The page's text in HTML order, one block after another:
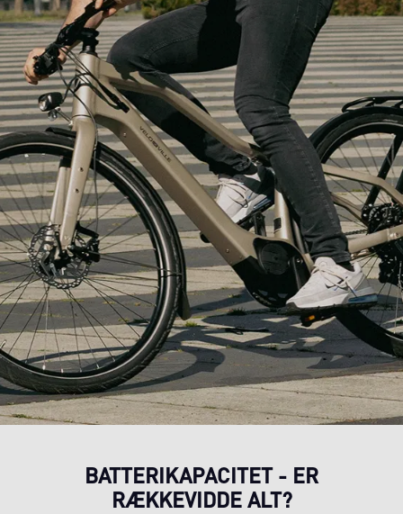
BATTERIKAPACITET - ER
RÆKKEVIDDE ALT?